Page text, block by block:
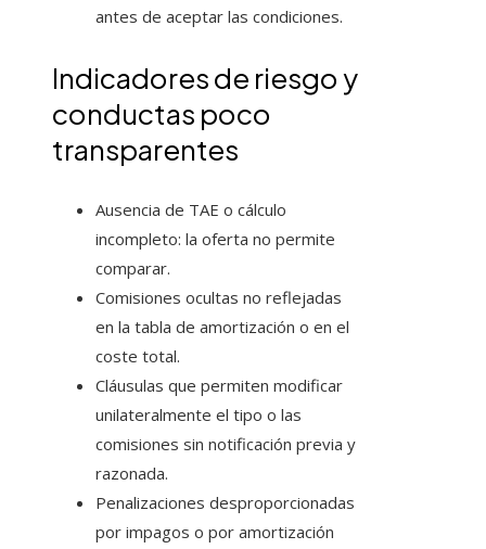
antes de aceptar las condiciones.
Indicadores de riesgo y
conductas poco
transparentes
Ausencia de TAE o cálculo
incompleto: la oferta no permite
comparar.
Comisiones ocultas no reflejadas
en la tabla de amortización o en el
coste total.
Cláusulas que permiten modificar
unilateralmente el tipo o las
comisiones sin notificación previa y
razonada.
Penalizaciones desproporcionadas
por impagos o por amortización